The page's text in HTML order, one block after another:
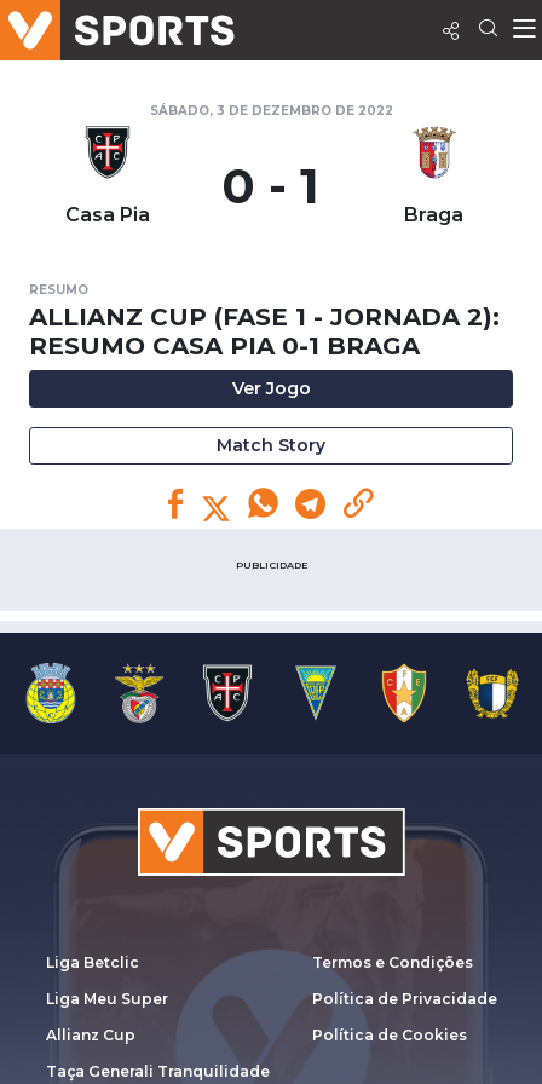
SÁBADO, 3 DE DEZEMBRO DE 2022
Casa Pia 0 - 1 Braga
RESUMO
ALLIANZ CUP (FASE 1 - JORNADA 2):
RESUMO CASA PIA 0-1 BRAGA
Ver Jogo
Match Story
PUBLICIDADE
Liga Betclic
Liga Meu Super
Allianz Cup
Taça Generali Tranquilidade
Termos e Condições
Política de Privacidade
Política de Cookies